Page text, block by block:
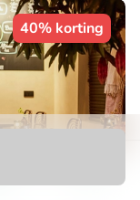
40% korting